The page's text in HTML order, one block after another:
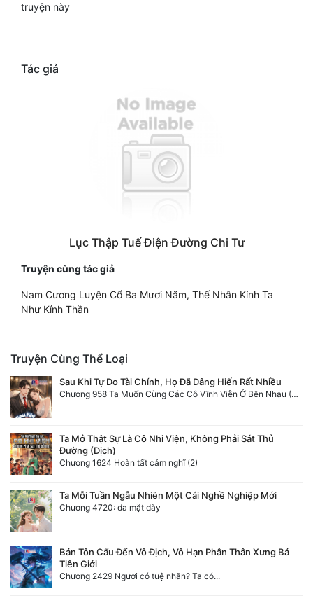
truyện này
Tác giả
Lục Thập Tuế Điện Đường Chi Tư
Truyện cùng tác giả
Nam Cương Luyện Cổ Ba Mươi Năm, Thế Nhân Kính Ta
Như Kính Thần
Truyện Cùng Thể Loại
Sau Khi Tự Do Tài Chính, Họ Đã Dâng Hiến Rất Nhiều
Chương 958 Ta Muốn Cùng Các Cô Vĩnh Viễn Ở Bên Nhau (2) Hết
Ta Mở Thật Sự Là Cô Nhi Viện, Không Phải Sát Thủ
Đường (Dịch)
Chương 1624 Hoàn tất cảm nghĩ (2)
Ta Mỗi Tuần Ngẫu Nhiên Một Cái Nghề Nghiệp Mới
Chương 4720: da mặt dày
Bản Tôn Cẩu Đến Vô Địch, Vô Hạn Phân Thân Xưng Bá
Tiên Giới
Chương 2429 Ngươi có tuệ nhãn? Ta có...